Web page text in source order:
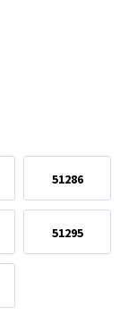
51286
51295